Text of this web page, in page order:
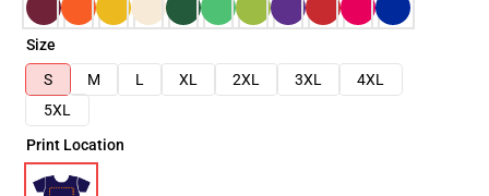
Size
S
M L XL 2XL 3XL
4XL
5XL
Print Location